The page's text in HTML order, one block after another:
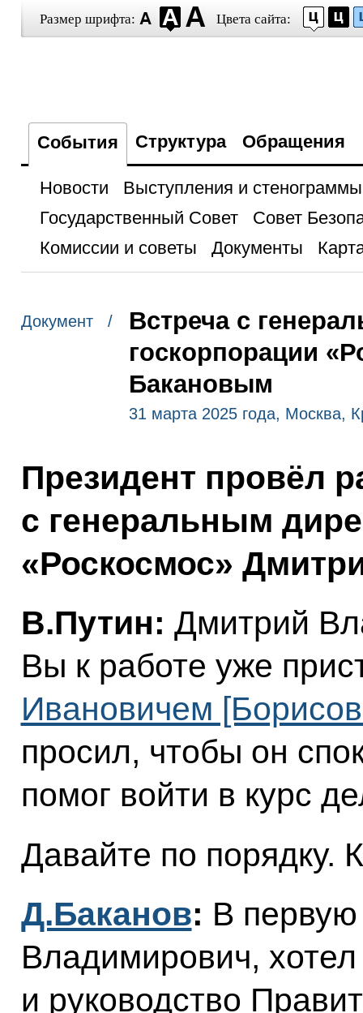
Размер шрифта: Цвета сайта:
События Структура Обращения
Новости
Выступления и стенограммы
Государственный Совет
Совет
Комиссии и советы
Документы
Документ /
Встреча с
госкорпорации
Бакановым
31 марта 2025 года, Москва,
Президент провёл
с генеральным
«Роскосмос»
В.Путин: Дмитрий
Вы к работе уже
Ивановичем
просил, чтобы он
помог войти в курс
Давайте по порядку.
Д.Баканов: В
Владимирович,
и руководство